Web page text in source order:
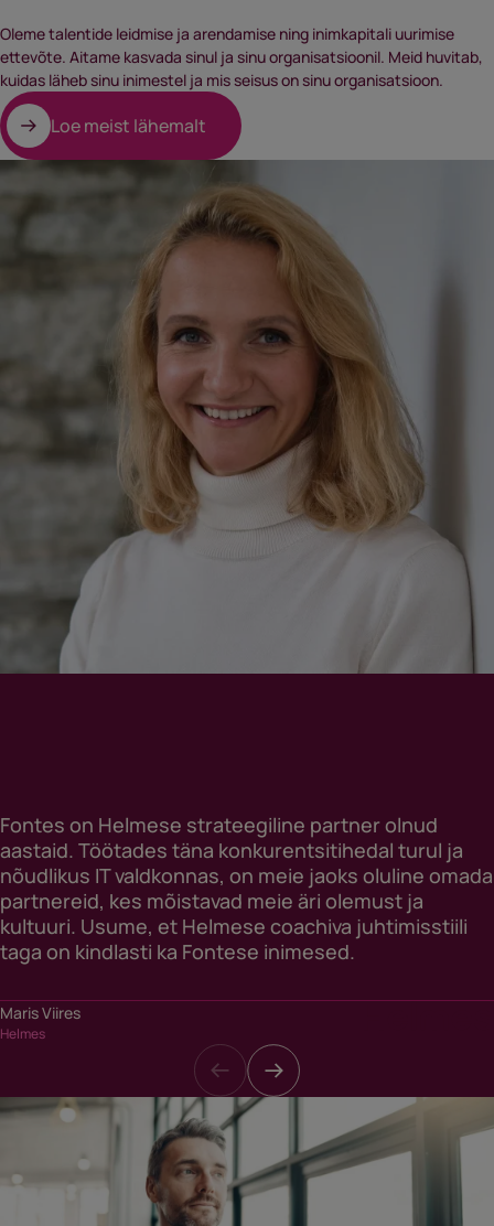
Loe meist lähemalt
Oleme talentide leidmise ja arendamise ning inimkapitali uurimise
ettevõte. Aitame kasvada sinul ja sinu organisatsioonil. Meid huvitab,
kuidas läheb sinu inimestel ja mis seisus on sinu organisatsioon.
Fontes on Helmese strateegiline partner olnud
aastaid. Töötades täna konkurentsitihedal turul ja
nõudlikus IT valdkonnas, on meie jaoks oluline omada
partnereid, kes mõistavad meie äri olemust ja
kultuuri. Usume, et Helmese coachiva juhtimisstiili
taga on kindlasti ka Fontese inimesed.
Maris Viires
Helmes